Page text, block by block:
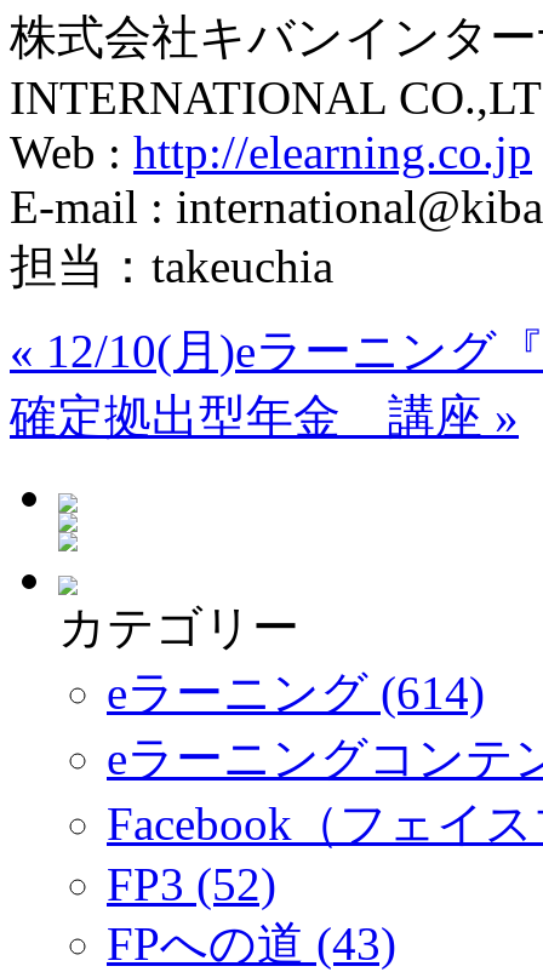
株式会社キバンインタ
INTERNATIONAL
Web : http://elearning.co.jp
E-mail :
担当：takeuchia
« 12/10(月)eラーニング
確定拠出型年金 講座 »
カテゴリー
eラーニング (614)
eラーニングコンテ
Facebook（フェイ
FP3 (52)
FPへの道 (43)